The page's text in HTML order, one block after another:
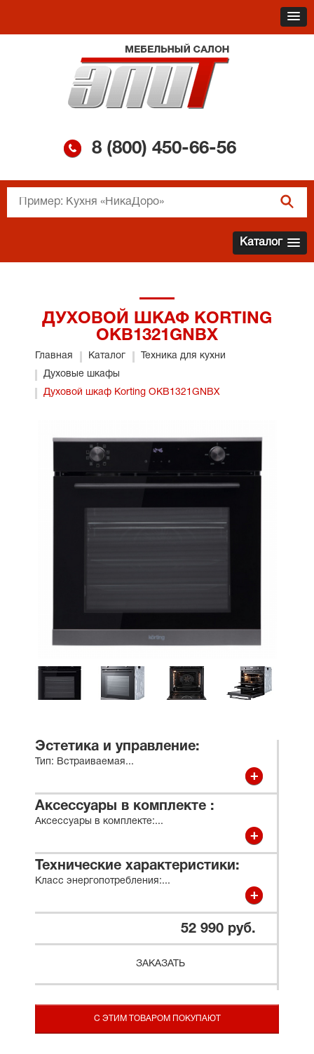
8 (800) 450-66-56
Каталог
ДУХОВОЙ ШКАФ KORTING
OKB1321GNBX
Главная Каталог
Техника для кухни
Духовые шкафы
Духовой шкаф Korting OKB1321GNBX
Эстетика и управление:
Тип: Встраиваемая...
Аксессуары в комплекте :
Аксессуары в комплекте:...
Технические характеристики:
Класс энергопотребления:...
52 990 руб.
ЗАКАЗАТЬ
С ЭТИМ ТОВАРОМ ПОКУПАЮТ